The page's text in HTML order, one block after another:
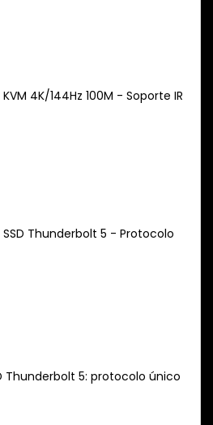
4K/144Hz 100M - Soporte IR
Thunderbolt 5 - Protocolo
Thunderbolt 5: protocolo único